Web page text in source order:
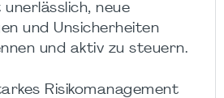
neue
und Unsicherheiten
und aktiv zu steuern.
Risikomanagement